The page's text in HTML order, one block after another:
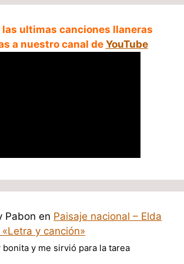
las ultimas canciones llaneras
a nuestro canal de YouTube
Pabon en Paisaje nacional – Elda
«Letra y canción»
bonita y me sirvió para la tarea